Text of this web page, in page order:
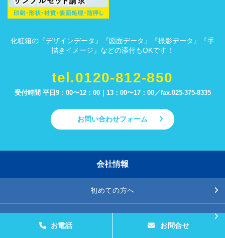
化粧箱の『デザインデータ』『図面データ』『撮影データ』『手
描きイメージ』などの添付もOKです！
tel.0120-812-850
受付時間 平日9：00〜12：00｜13：00〜17：00／fax.025-375-8335
お問い合わせフォーム
会社情報
初めての方へ
お電話
お問合せ